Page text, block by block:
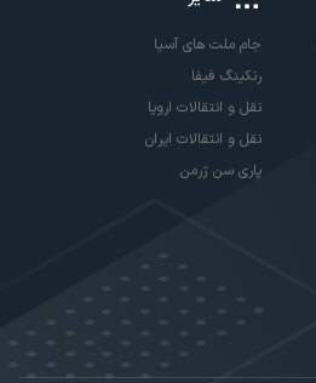
جام ملت های آسیا
رنکینگ فیفا
نقل و انتقالات اروپا
نقل و انتقالات ایران
پاری سن ژرمن